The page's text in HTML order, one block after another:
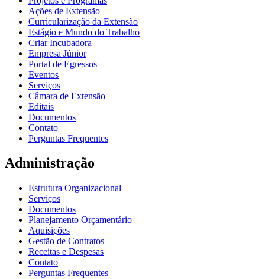
Ações de Extensão
Curricularização da Extensão
Estágio e Mundo do Trabalho
Criar Incubadora
Empresa Júnior
Portal de Egressos
Eventos
Serviços
Câmara de Extensão
Editais
Documentos
Contato
Perguntas Frequentes
Administração
Estrutura Organizacional
Serviços
Documentos
Planejamento Orçamentário
Aquisições
Gestão de Contratos
Receitas e Despesas
Contato
Perguntas Frequentes